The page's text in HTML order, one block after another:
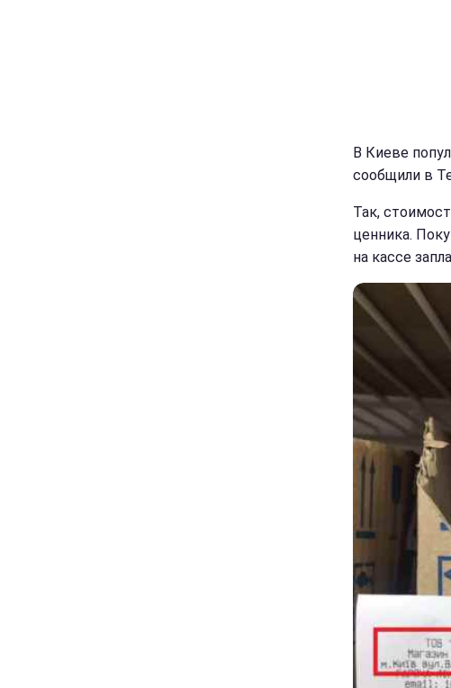
В Киеве
сообщили в
Так,
ценника.
на кассе